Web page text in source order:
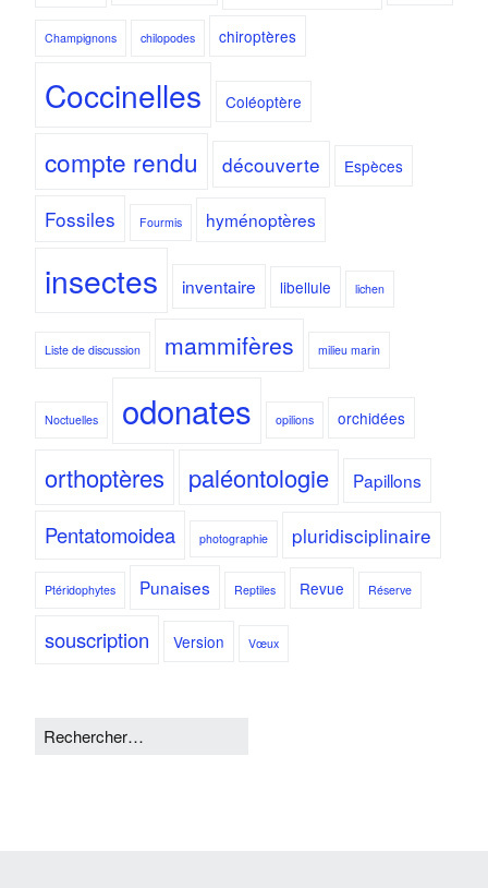
Champignons chilopodes chiroptères
Coccinelles Coléoptère
compte rendu découverte Espèces
Fossiles Fourmis hyménoptères
insectes inventaire libellule lichen
Liste de discussion mammifères milieu marin
Noctuelles odonates opilions orchidées
orthoptères paléontologie Papillons
Pentatomoidea photographie pluridisciplinaire
Ptéridophytes Punaises Reptiles Revue Réserve
souscription Version Vœux